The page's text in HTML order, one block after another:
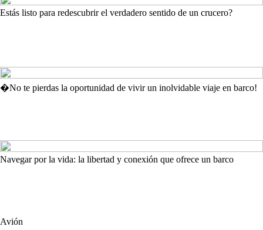
Estás listo para redescubrir el verdadero sentido de un crucero?
�No te pierdas la oportunidad de vivir un inolvidable viaje en barco!
Navegar por la vida: la libertad y conexión que ofrece un barco
Avión